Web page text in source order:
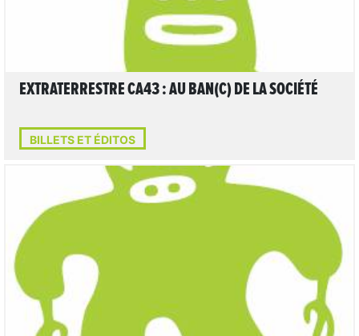
EXTRATERRESTRE CA43 : AU BAN(C) DE LA SOCIÉTÉ
BILLETS ET ÉDITOS